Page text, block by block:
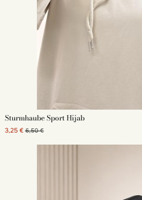
Sturmhaube Sport Hijab
3,25 €6,50 €